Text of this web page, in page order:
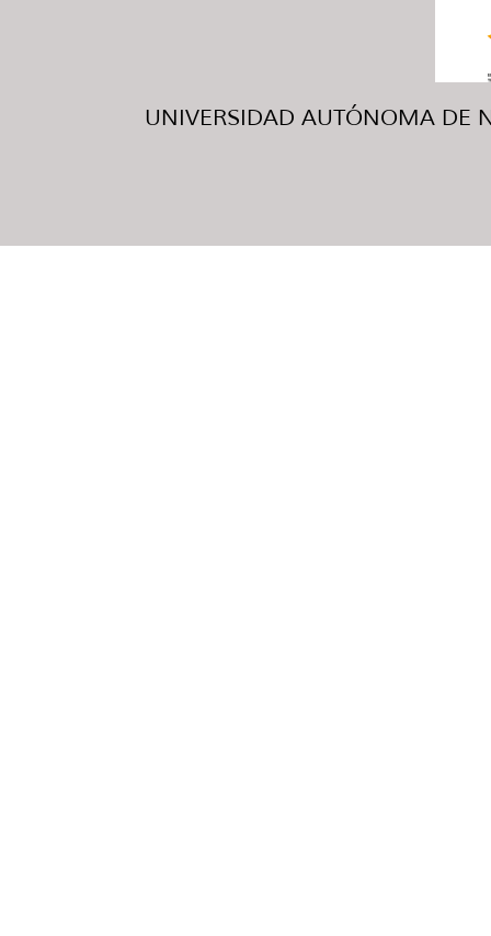
UNIVERSIDAD AUTÓNOMA DE